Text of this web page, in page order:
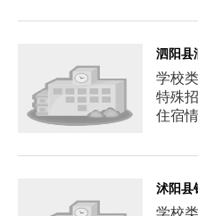
泗阳县
学校
特殊
住宿
沭阳县
学校